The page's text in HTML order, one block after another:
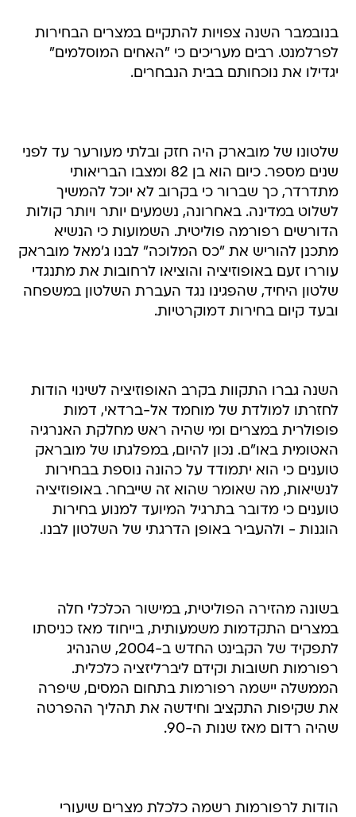
בנובמבר השנה צפויות להתקיים במצרים הבחירות
לפרלמנט. רבים מעריכים כי "האחים המוסלמים"
יגדילו את נוכחותם בבית הנבחרים.
שלטונו של מובארק היה חזק ובלתי מעורער עד לפני
שנים מספר. כיום הוא בן 82 ומצבו הבריאותי
מתדרדר, כך שברור כי בקרוב לא יוכל להמשיך
לשלוט במדינה. באחרונה, נשמעים יותר ויותר קולות
הדורשים רפורמה פוליטית. השמועות כי הנשיא
מתכנן להוריש את "כס המלוכה" לבנו ג'מאל מובראק
עוררו זעם באופוזיציה והוציאו לרחובות את מתנגדי
שלטון היחיד, שהפגינו נגד העברת השלטון במשפחה
ובעד קיום בחירות דמוקרטיות.
השנה גברו התקוות בקרב האופוזיציה לשינוי הודות
לחזרתו למולדת של מוחמד אל-ברדאי, דמות
פופולרית במצרים ומי שהיה ראש מחלקת האנרגיה
האטומית באו"ם. נכון להיום, במפלגתו של מובראק
טוענים כי הוא יתמודד על כהונה נוספת בבחירות
לנשיאות, מה שאומר שהוא זה שייבחר. באופוזיציה
טוענים כי מדובר בתרגיל המיועד למנוע בחירות
הוגנות - ולהעביר באופן הדרגתי של השלטון לבנו.
בשונה מהזירה הפוליטית, במישור הכלכלי חלה
במצרים התקדמות משמעותית, בייחוד מאז כניסתו
לתפקיד של הקבינט החדש ב-2004, שהנהיג
רפורמות חשובות וקידם ליברליזציה כלכלית.
הממשלה יישמה רפורמות בתחום המסים, שיפרה
את שקיפות התקציב וחידשה את תהליך ההפרטה
שהיה רדום מאז שנות ה-90.
הודות לרפורמות רשמה כלכלת מצרים שיעורי